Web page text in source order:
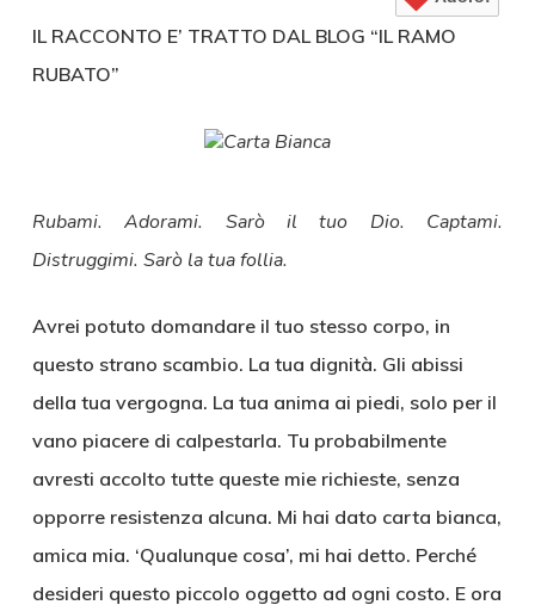
IL RACCONTO E’ TRATTO DAL BLOG “IL RAMO
RUBATO”
Rubami. Adorami. Sarò il tuo Dio. Captami.
Distruggimi. Sarò la tua follia.
Avrei potuto domandare il tuo stesso corpo, in
questo strano scambio. La tua dignità. Gli abissi
della tua vergogna. La tua anima ai piedi, solo per il
vano piacere di calpestarla. Tu probabilmente
avresti accolto tutte queste mie richieste, senza
opporre resistenza alcuna. Mi hai dato carta bianca,
amica mia. ‘Qualunque cosa’, mi hai detto. Perché
desideri questo piccolo oggetto ad ogni costo. E ora